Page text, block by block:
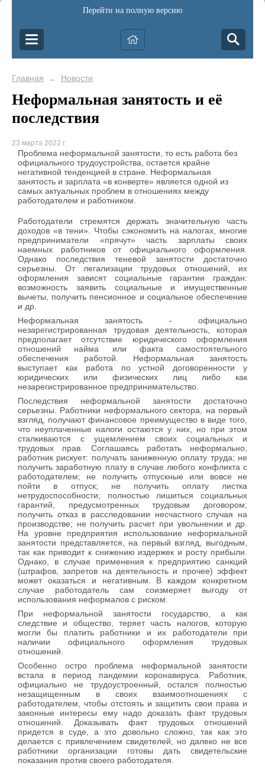
Перейти на полную версию
Главная → Новости
Неформальная занятость и её
последствия
23 марта 2022 г.
Проблема неформальной занятости, то есть работа без
официального трудоустройства, остается крайне
негативной тенденцией в стране. Неформальная
занятость и зарплата «в конверте» является одной из
самых актуальных проблем в отношениях между
работодателем и работником.
Работодатели стремятся держать значительную часть
доходов «в тени». Чтобы сэкономить на налогах, многие
предприниматели «прячут» часть зарплаты своих
наемных работников от официального оформления.
Однако последствия теневой занятости достаточно
серьезны. От легализации трудовых отношений, их
оформления зависят социальные гарантии граждан:
возможность заявить социальные и имущественные
вычеты, получить пенсионное и социальное обеспечение
и др.
Неформальная занятость - официально
незарегистрированная трудовая деятельность, которая
предполагает отсутствие юридического оформления
отношений найма или факта самостоятельного
обеспечения работой. Неформальная занятость
выступает как работа по устной договоренности у
юридических или физических лиц либо как
незарегистрированное предпринимательство.
Последствия неформальной занятости достаточно
серьезны. Работники неформального сектора, на первый
взгляд, получают финансовое преимущество в виде того,
что неуплаченные налоги остаются у них, но при этом
сталкиваются с ущемлением своих социальных и
трудовых прав. Соглашаясь работать неформально,
работник рискует: получать заниженную оплату труда; не
получить заработную плату в случае любого конфликта с
работодателем; не получить отпускные или вовсе не
пойти в отпуск; не получить оплату листка
нетрудоспособности; полностью лишиться социальных
гарантий, предусмотренных трудовым договором;
получить отказ в расследовании несчастного случая на
производстве; не получить расчет при увольнении и др.
На уровне предприятия использование неформальной
занятости представляется, на первый взгляд, выгодным,
так как приводит к снижению издержек и росту прибыли.
Однако, в случае применения к предприятию санкций
(штрафов, запретов на деятельность и прочее) эффект
может оказаться и негативным. В каждом конкретном
случае работодатель сам соизмеряет выгоду от
использования неформалов с риском.
При неформальной занятости государство, а как
следствие и общество, теряет часть налогов, которую
могли бы платить работники и их работодатели при
наличии официального оформления трудовых
отношений.
Особенно остро проблема неформальной занятости
встала в период пандемии коронавируса. Работник,
официально не трудоустроенный, остался полностью
незащищенным в своих взаимоотношениях с
работодателем, чтобы отстоять и защитить свои права и
законные интересы ему надо доказать факт трудовых
отношений. Доказывать факт трудовых отношений
придется в суде, а это довольно сложно, так как это
делается с привлечением свидетелей, но далеко не все
работники организации готовы дать свидетельские
показания против своего работодателя.